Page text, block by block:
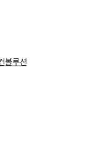
볼루션